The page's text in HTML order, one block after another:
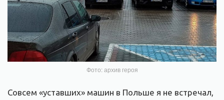
Фото: архив героя
Совсем «уставших» машин в Польше я не встречал,